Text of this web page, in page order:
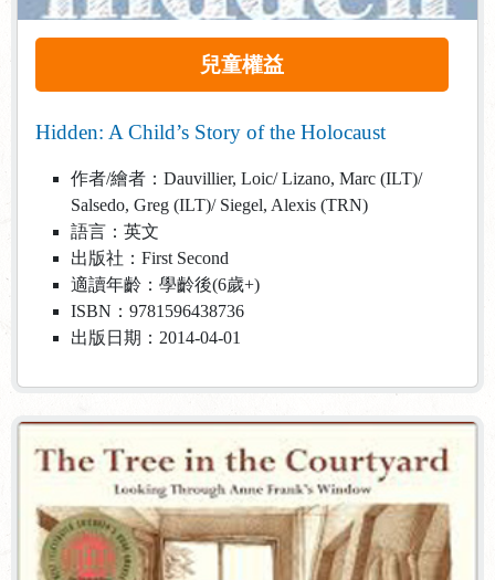
兒童權益
Hidden: A Child’s Story of the Holocaust
作者/繪者：Dauvillier, Loic/ Lizano, Marc (ILT)/
Salsedo, Greg (ILT)/ Siegel, Alexis (TRN)
語言：英文
出版社：First Second
適讀年齡：學齡後(6歲+)
ISBN：9781596438736
出版日期：2014-04-01